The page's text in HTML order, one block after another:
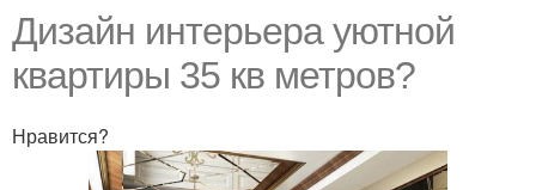
Дизайн интерьера уютной
квартиры 35 кв метров?
Нравится?